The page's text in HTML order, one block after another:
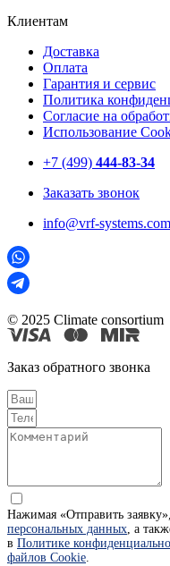
Клиентам
Доставка
Оплата
Гарантия и сервис
Политика
Согласие на
Использование
+7 (499) 444-83-34
Заказать звонок
info@vrf-systems.com
© 2025 Climate consortium
Заказ обратного звонка
Нажимая «Отправить
персональных данных, а
в Политике
файлов Cookie.